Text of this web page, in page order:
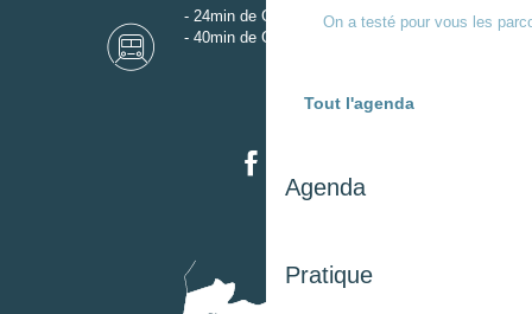
On a testé pour vous les
Tout l'agenda
Agenda
Pratique
- 24min de Gare de Dax
- 40min de Gare de Mont-de-Marsan